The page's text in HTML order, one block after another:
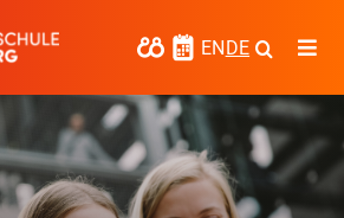
ENDE